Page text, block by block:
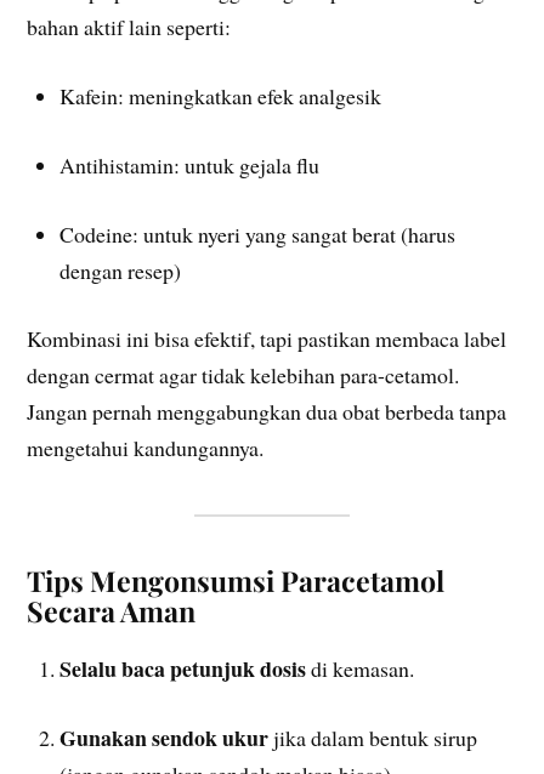
bahan aktif lain seperti:
Kafein: meningkatkan efek analgesik
Antihistamin: untuk gejala flu
Codeine: untuk nyeri yang sangat berat (harus
dengan resep)
Kombinasi ini bisa efektif, tapi pastikan membaca label
dengan cermat agar tidak kelebihan para-cetamol.
Jangan pernah menggabungkan dua obat berbeda tanpa
mengetahui kandungannya.
Tips Mengonsumsi Paracetamol
Secara Aman
Selalu baca petunjuk dosisdi kemasan.
Gunakan sendok ukurjika dalam bentuk sirup